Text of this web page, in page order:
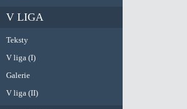
V LIGA
Teksty
V liga (I)
Galerie
V liga (II)